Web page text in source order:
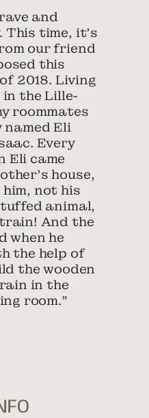
and
This time, it’s
our friend
this
2018. Living
in the Lille-
roommates
Eli
Every
Eli came
house,
not his
animal,
And the
when he
the help of
the wooden
in the
room.”